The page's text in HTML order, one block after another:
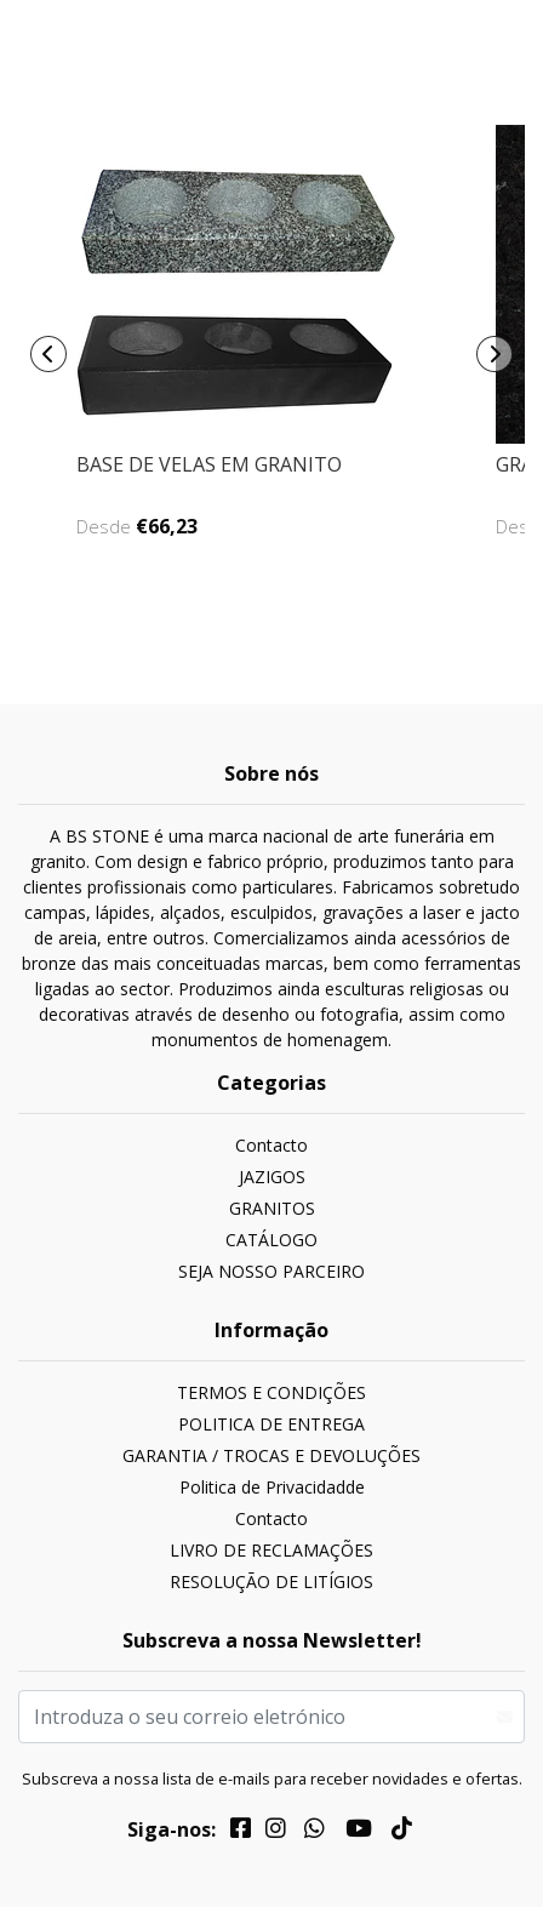
BASE DE VELAS EM GRANITO
Desde €66,23
Sobre nós
A BS STONE é uma marca nacional de arte funerária em
granito. Com design e fabrico próprio, produzimos tanto para
clientes profissionais como particulares. Fabricamos sobretudo
campas, lápides, alçados, esculpidos, gravações a laser e jacto
de areia, entre outros. Comercializamos ainda acessórios de
bronze das mais conceituadas marcas, bem como ferramentas
ligadas ao sector. Produzimos ainda esculturas religiosas ou
decorativas através de desenho ou fotografia, assim como
monumentos de homenagem.
Categorias
Contacto
JAZIGOS
GRANITOS
CATÁLOGO
SEJA NOSSO PARCEIRO
Informação
TERMOS E CONDIÇÕES
POLITICA DE ENTREGA
GARANTIA / TROCAS E DEVOLUÇÕES
Politica de Privacidadde
Contacto
LIVRO DE RECLAMAÇÕES
RESOLUÇÃO DE LITÍGIOS
Subscreva a nossa Newsletter!
Subscreva a nossa lista de e-mails para receber novidades e ofertas.
Siga-nos: